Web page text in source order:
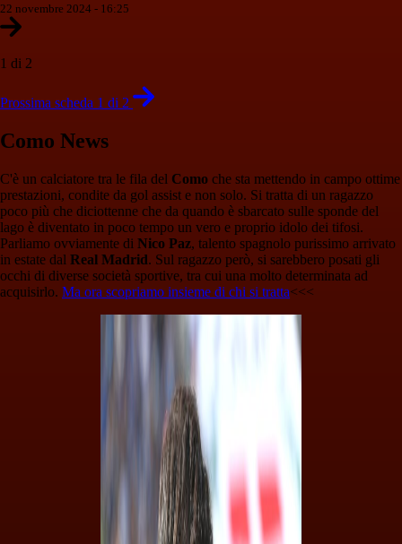
22 novembre 2024 - 16:25
1 di 2
Prossima scheda 1 di 2
Como News
C'è un calciatore tra le fila del Como che sta mettendo in campo ottime
prestazioni, condite da gol assist e non solo. Si tratta di un ragazzo
poco più che diciottenne che da quando è sbarcato sulle sponde del
lago è diventato in poco tempo un vero e proprio idolo dei tifosi.
Parliamo ovviamente di Nico Paz, talento spagnolo purissimo arrivato
in estate dal Real Madrid. Sul ragazzo però, si sarebbero posati gli
occhi di diverse società sportive, tra cui una molto determinata ad
acquisirlo. Ma ora scopriamo insieme di chi si tratta<<<